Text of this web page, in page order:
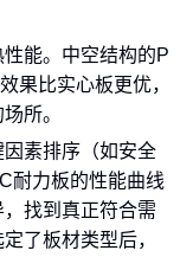
能。中空结构的P
果比实心板更优，
所。
素排序（如安全
耐力板的性能曲线
找到真正符合需
了板材类型后，